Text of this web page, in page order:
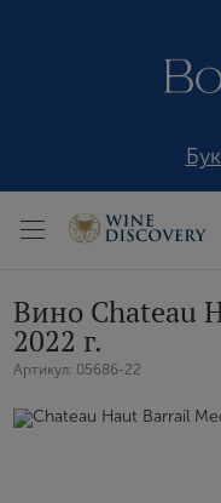
Вино Chateau
2022 г.
Артикул: 05686-22